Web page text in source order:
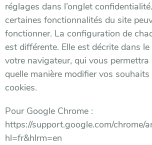
réglages dans l’onglet
certaines fonctionnalités du site
fonctionner. La configuration de
est différente. Elle est décrite dans le
votre navigateur, qui vous permettra
quelle manière modifier vos
cookies.
Pour Google Chrome :
https://support.google.com/chrome/
hl=fr&hlrm=en